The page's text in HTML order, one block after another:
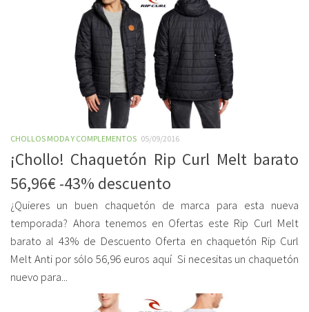
CHOLLOS MODA Y COMPLEMENTOS 05/09/2016
¡Chollo! Chaquetón Rip Curl Melt barato
56,96€ -43% descuento
¿Quieres un buen chaquetón de marca para esta nueva
temporada? Ahora tenemos en Ofertas este Rip Curl Melt
barato al 43% de Descuento Oferta en chaquetón Rip Curl
Melt Anti por sólo 56,96 euros aquí Si necesitas un chaquetón
nuevo para...